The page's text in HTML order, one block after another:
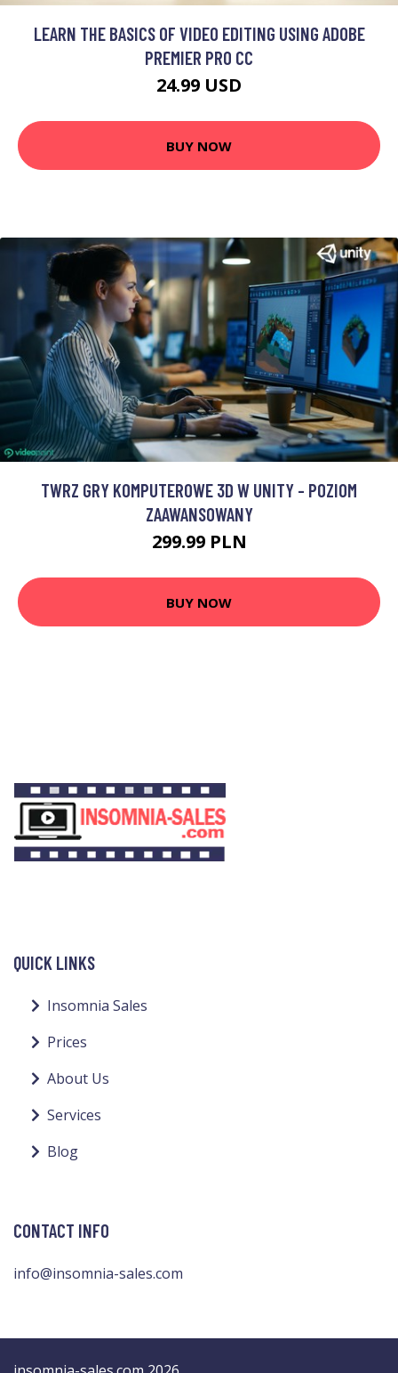
LEARN THE BASICS OF VIDEO EDITING USING ADOBE
PREMIER PRO CC
24.99 USD
BUY NOW
TWRZ GRY KOMPUTEROWE 3D W UNITY - POZIOM
ZAAWANSOWANY
299.99 PLN
BUY NOW
QUICK LINKS
Insomnia Sales
Prices
About Us
Services
Blog
CONTACT INFO
info@insomnia-sales.com